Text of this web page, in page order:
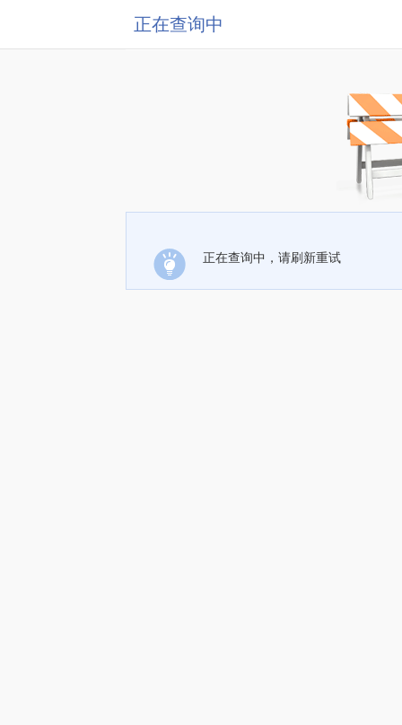
正在查询中
正在查询中，请刷新重试